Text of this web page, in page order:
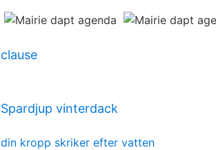
clause
Spardjup vinterdack
din kropp skriker efter vatten